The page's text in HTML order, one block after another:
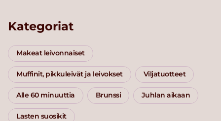
Kategoriat
Makeat leivonnaiset
Muffinit, pikkuleivät ja leivokset Viljatuotteet
Alle 60 minuuttia Brunssi Juhlan aikaan
Lasten suosikit